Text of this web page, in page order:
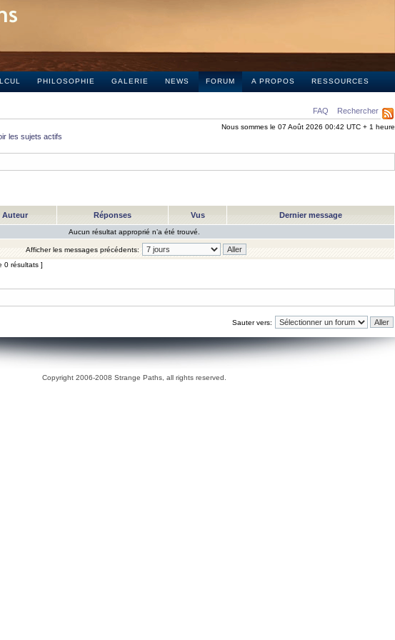
PHILOSOPHIE GALERIE NEWS FORUM A PROPOS RESSOURCES
FAQ Rechercher
Nous sommes le 07 Août 2026 00:42 UTC + 1 heure
les sujets actifs
Auteur Réponses Vus Dernier message
Aucun résultat approprié n’a été trouvé.
Afficher les messages précédents:
0 résultats ]
Sauter vers:
Copyright 2006-2008 Strange Paths, all rights reserved.